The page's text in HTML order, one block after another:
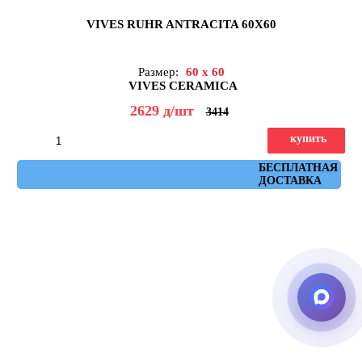
VIVES RUHR ANTRACITA 60X60
Размер:
60 x 60
VIVES CERAMICA
2629 д/шт 3414
БЕСПЛАТНАЯ
ДОСТАВКА
купить